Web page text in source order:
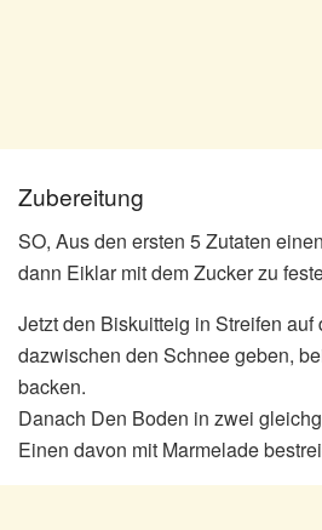
Zubereitung
SO, Aus den ersten 5 Zutaten
dann Eiklar mit dem Zucker zu
Jetzt den Biskuitteig in Streifen auf
dazwischen den Schnee geben,
backen.
Danach Den Boden in zwei
Einen davon mit Marmelade